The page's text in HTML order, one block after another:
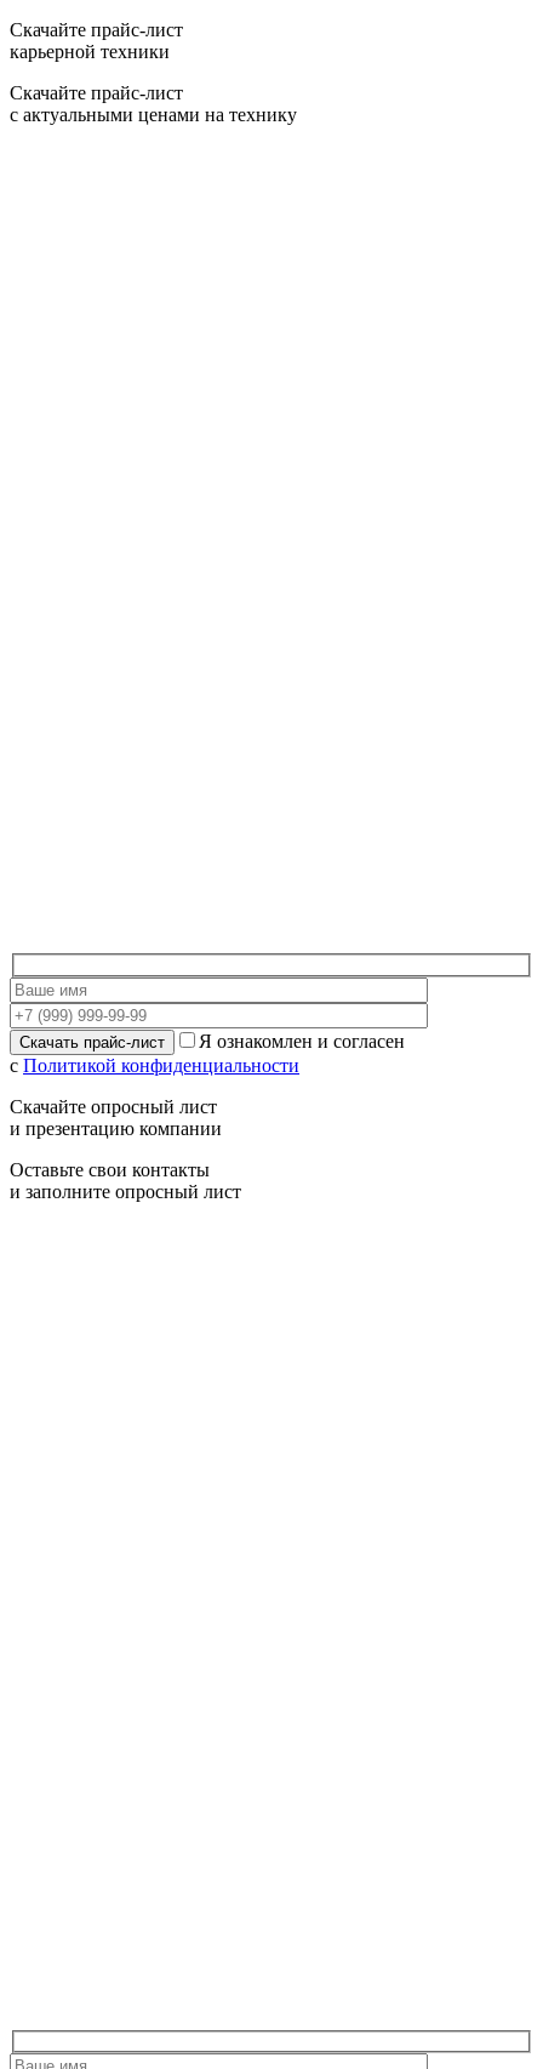
Скачайте прайс-лист
карьерной техники
Скачайте прайс-лист
с актуальными ценами на технику
Я ознакомлен и согласен
с Политикой конфиденциальности
Скачайте опросный лист
и презентацию компании
Оставьте свои контакты
и заполните опросный лист